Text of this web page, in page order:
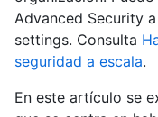
Advanced Security
settings. Consulta
seguridad a escala.
En este artículo se